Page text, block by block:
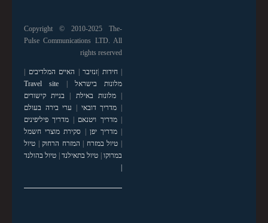
Copyright © 2010-2025 The-
Pulse Communications LTD. All
rights reserved
|חידות זנזיבר האיים המלדיבים
מלונות בישראל
Travel site
|מלונות באילת
בניית קישורים
מדריך דובאי
ערי בירה בעולם
|מדריך ויטנאם
מדריך פיליפינים
|מדריך יפן
סקירת מוצרי חשמל
טיול במזרח המזרח הרחוק| טיול
במרוקו| טיול בתאילנד| טיול בהולנד